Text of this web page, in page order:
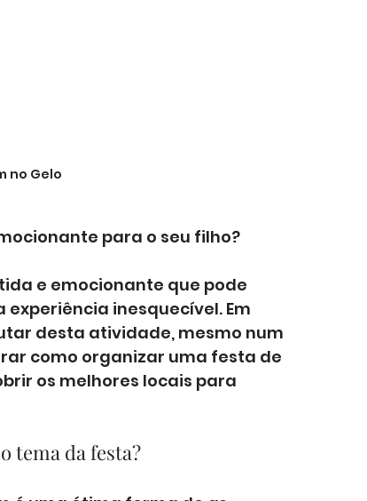
no Gelo
para o seu filho?
e emocionante que pode
inesquecível. Em
desta atividade, mesmo num
como organizar uma festa de
os melhores locais para
tema da festa?